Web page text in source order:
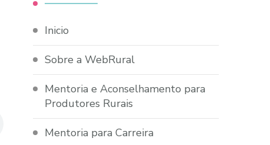
Inicio
Sobre a WebRural
Mentoria e Aconselhamento para
Produtores Rurais
Mentoria para Carreira